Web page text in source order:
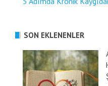
SON EKLENENLER